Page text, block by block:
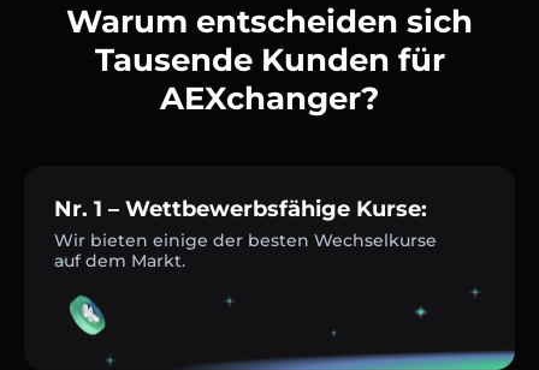
Warum entscheiden sich
Tausende Kunden für
AEXchanger?
Nr. 1 – Wettbewerbsfähige Kurse:
Wir bieten einige der besten Wechselkurse
auf dem Markt.